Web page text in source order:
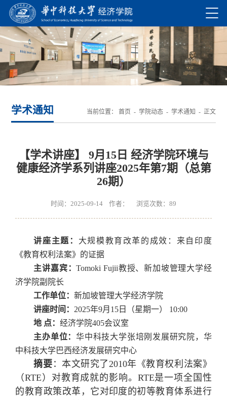
学术通知 当前位置： 首页 - 学院动态- 学术通知 - 正文
【学术讲座】 9月15日 经济学院环境与
健康经济学系列讲座2025年第7期（总第
26期）
时间：2025-09-14 作者： 浏览次数： 89
讲座主题： 大规模教育改革的成效：来自印度
《教育权利法案》的证据
主讲嘉宾：Tomoki Fujii教授、新加坡管理大学经
济学院副院长
工作单位：新加坡管理大学经济学院
讲座时间：2025年9月 15 日（星期一）
10:00
地 点：经济学院405会议室
主办单位：华中科技大学张培刚发展研究院，华
中科技大学巴西经济发展研究中心
摘要 ：本文研究了2010年《教育权利法案》
（RTE ）对教育成就的影响。 RTE是一项全国性
的教育政策改革，它对印度的初等教育体系进行